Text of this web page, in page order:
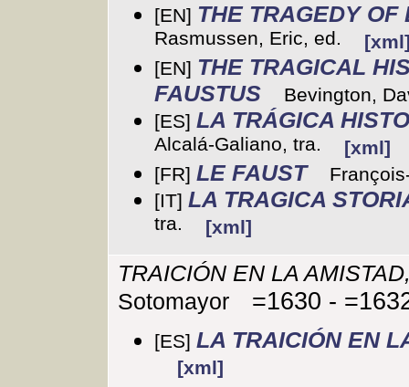
[EN] THE TRAGEDY OF
Rasmussen, Eric, ed.
[EN] THE TRAGICAL
FAUSTUS
Bevington,
[ES] LA TRÁGICA
Alcalá-Galiano, tra.
[xml]
[FR] LE FAUST
[IT] LA TRAGICA
tra.
[xml]
TRAICIÓN EN LA
Sotomayor
=1630 -
[ES] LA TRAICIÓN EN
[xml]